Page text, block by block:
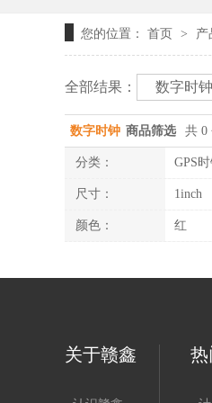
您的位置： 首页 >
全部结果： 数字时钟
数字时钟 商品筛选 共 0
分类： GPS
尺寸： 1inch
颜色： 红
关于赣鑫